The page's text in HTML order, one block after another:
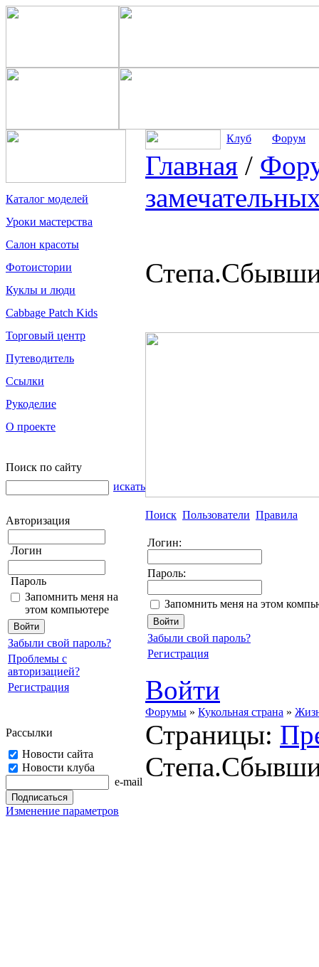
Каталог моделей
Уроки мастерства
Салон красоты
Фотоистории
Куклы и люди
Cabbage Patch Kids
Торговый центр
Путеводитель
Ссылки
Рукоделие
О проекте
Поиск по сайту
искать
Авторизация
Логин
Пароль
Запомнить меня на
этом компьютере
Забыли свой пароль?
Проблемы с
авторизацией?
Регистрация
Рассылки
Новости сайта
Новости клуба
e-mail
Изменение параметров
Клуб Форум
Главная /
Поиск Пользователи Правила
Логин:
Пароль:
Запомнить меня на этом
Забыли свой пароль?
Регистрация
Войти
Форумы » Кукольная страна »
Страницы: